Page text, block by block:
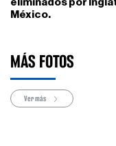
eliminados por
México.
MÁS FOTOS
Ver más